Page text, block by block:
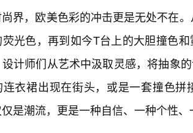
界，欧美色彩的冲击更是无处不在
光色，再到如今T台上的大胆撞色
计师们从艺术中汲取灵感，将抽象
连衣裙出现在街头，或是一套撞色
是潮流，更是一种自信、一种个性、